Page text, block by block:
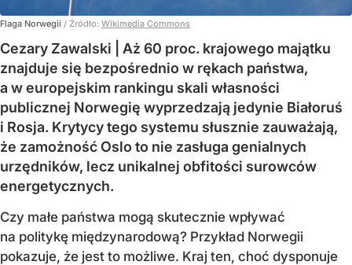
Flaga Norwegii / Źródło: Wikimedia Commons
Cezary Zawalski | Aż 60 proc. krajowego majątku
znajduje się bezpośrednio w rękach państwa,
a w europejskim rankingu skali własności
publicznej Norwegię wyprzedzają jedynie Białoruś
i Rosja. Krytycy tego systemu słusznie zauważają,
że zamożność Oslo to nie zasługa genialnych
urzędników, lecz unikalnej obfitości surowców
energetycznych.
Czy małe państwa mogą skutecznie wpływać
na politykę międzynarodową? Przykład Norwegii
pokazuje, że jest to możliwe. Kraj ten, choć dysponuje